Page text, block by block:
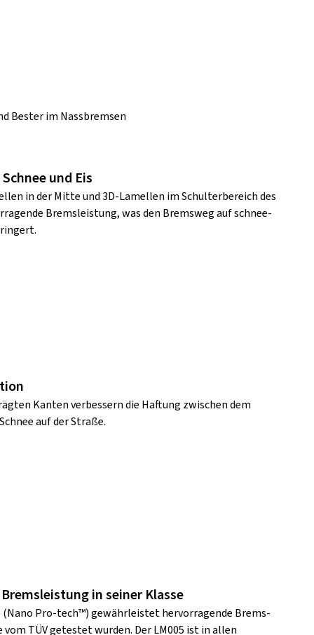
Bester im Nassbremsen
und Eis
in der Mitte und 3D-Lamellen im Schulterbereich des
Bremsleistung, was den Bremsweg auf schnee-
Kanten verbessern die Haftung zwischen dem
auf der Straße.
in seiner Klasse
Pro-tech™) gewährleistet hervorragende Brems-
vom TÜV getestet wurden. Der LM005 ist in allen